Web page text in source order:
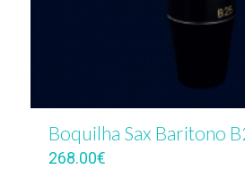
Boquilha Sax Baritono
268.00€